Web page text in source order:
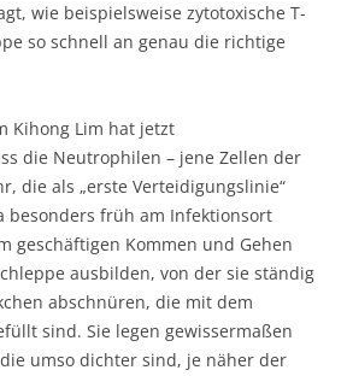
wie beispielsweise zytotoxische T-
so schnell an genau die richtige
Kihong Lim hat jetzt
die Neutrophilen – jene Zellen der
die als „erste Verteidigungslinie“
besonders früh am Infektionsort
geschäftigen Kommen und Gehen
ausbilden, von der sie ständig
abschnüren, die mit dem
sind. Sie legen gewissermaßen
umso dichter sind, je näher der